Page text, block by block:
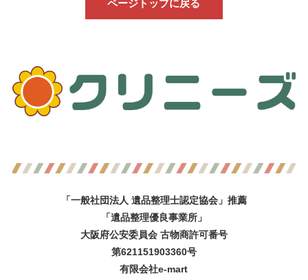
ページトップに戻る
「一般社団法人 遺品整理士認定協会」推薦
「遺品整理優良事業所」
大阪府公安委員会 古物商許可番号
第621151903360号
有限会社e-mart